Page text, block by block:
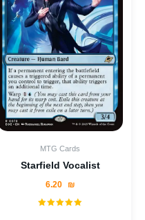
MTG Cards
Starfield Vocalist
6.20 ₪